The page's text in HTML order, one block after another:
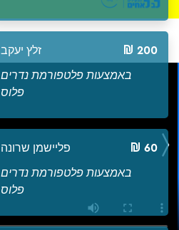
זלץ יעקב 200
באמצעות פלטפורמת נדרים
פלוס
פליישמן שרונה 60
באמצעות פלטפורמת נדרים
פלוס